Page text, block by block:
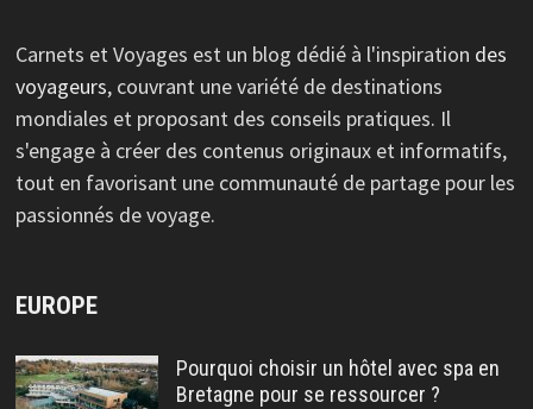
Carnets et Voyages est un blog dédié à l'inspiration des
voyageurs, couvrant une variété de destinations
mondiales et proposant des conseils pratiques. Il
s'engage à créer des contenus originaux et informatifs,
tout en favorisant une communauté de partage pour les
passionnés de voyage.
EUROPE
Pourquoi choisir un hôtel avec spa en
Bretagne pour se ressourcer ?